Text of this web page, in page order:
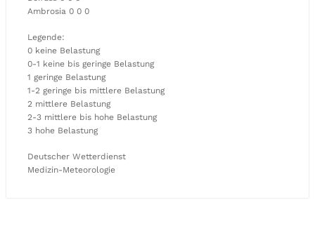
Ambrosia 0 0 0
Legende:
0 keine Belastung
0-1 keine bis geringe Belastung
1 geringe Belastung
1-2 geringe bis mittlere Belastung
2 mittlere Belastung
2-3 mittlere bis hohe Belastung
3 hohe Belastung
Deutscher Wetterdienst
Medizin-Meteorologie